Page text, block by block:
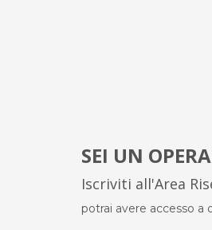
SEI UN
Iscriviti all'Area
potrai avere accesso a